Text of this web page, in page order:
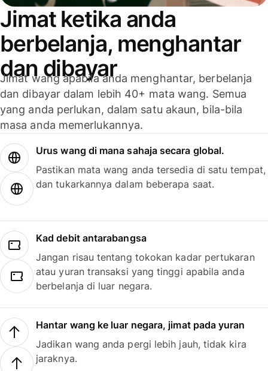
Jimat ketika anda
berbelanja, menghantar
dan dibayar
Jimat wang apabila anda menghantar, berbelanja
dan dibayar dalam lebih 40+ mata wang. Semua
yang anda perlukan, dalam satu akaun, bila-bila
masa anda memerlukannya.
Urus wang di mana sahaja secara global.
Pastikan mata wang anda tersedia di satu tempat,
dan tukarkannya dalam beberapa saat.
Kad debit antarabangsa
Jangan risau tentang tokokan kadar pertukaran
atau yuran transaksi yang tinggi apabila anda
berbelanja di luar negara.
Hantar wang ke luar negara, jimat pada yuran
Jadikan wang anda pergi lebih jauh, tidak kira
jaraknya.